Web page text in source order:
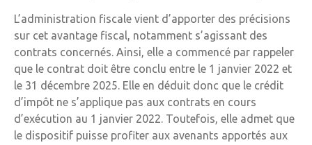
L’administration fiscale vient d’apporter des précisions
sur cet avantage fiscal, notamment s’agissant des
contrats concernés. Ainsi, elle a commencé par rappeler
que le contrat doit être conclu entre le 1 janvier 2022 et
le 31 décembre 2025. Elle en déduit donc que le crédit
d’impôt ne s’applique pas aux contrats en cours
d’exécution au 1 janvier 2022. Toutefois, elle admet que
le dispositif puisse profiter aux avenants apportés aux